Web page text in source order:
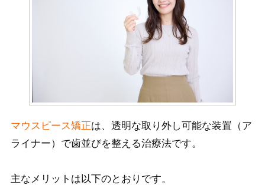
マウスピース矯正は、 透明な取り外し可能な装置（ア
ライナー）で歯並びを整える治療法です。
主なメリットは以下のとおりです。